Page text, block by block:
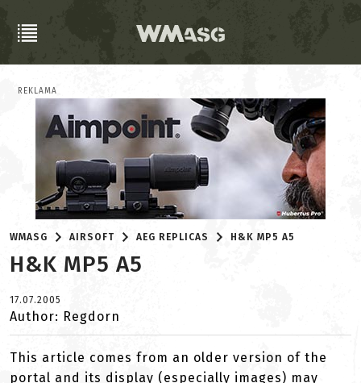
REKLAMA
WMASG AIRSOFT AEG REPLICAS H&K MP5 A5
H&K MP5 A5
17.07.2005
Author: Regdorn
This article comes from an older version of the
portal and its display (especially images) may